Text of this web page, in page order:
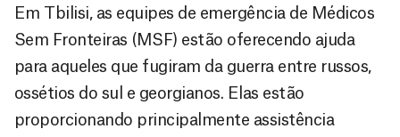
Em Tbilisi, as equipes de emergência de Médicos
Sem Fronteiras (MSF) estão oferecendo ajuda
para aqueles que fugiram da guerra entre russos,
ossétios do sul e georgianos. Elas estão
proporcionando principalmente assistência